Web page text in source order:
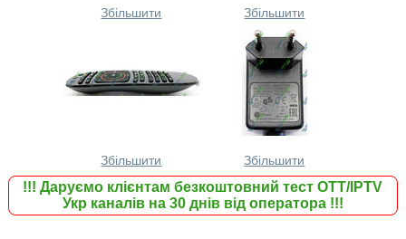
Збільшити Збільшити
Збільшити Збільшити
!!! Даруємо клієнтам безкоштовний тест ОТТ/IPTV
Укр каналів на 30 днів від оператора!!!